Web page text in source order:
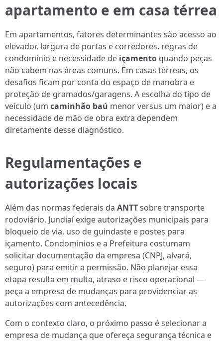
apartamento e em casa térrea
Em apartamentos, fatores determinantes são acesso ao
elevador, largura de portas e corredores, regras de
condomínio e necessidade de içamento quando peças
não cabem nas áreas comuns. Em casas térreas, os
desafios ficam por conta do espaço de manobra e
proteção de gramados/garagens. A escolha do tipo de
veículo (um caminhão baú menor versus um maior) e a
necessidade de mão de obra extra dependem
diretamente desse diagnóstico.
Regulamentações e
autorizações locais
Além das normas federais da ANTTsobre transporte
rodoviário, Jundiaí exige autorizações municipais para
bloqueio de via, uso de guindaste e postes para
içamento. Condominios e a Prefeitura costumam
solicitar documentação da empresa (CNPJ, alvará,
seguro) para emitir a permissão. Não planejar essa
etapa resulta em multa, atraso e risco operacional —
peça a empresa de mudanças para providenciar as
autorizações com antecedência.
Com o contexto claro, o próximo passo é selecionar a
empresa de mudança que ofereça segurança técnica e